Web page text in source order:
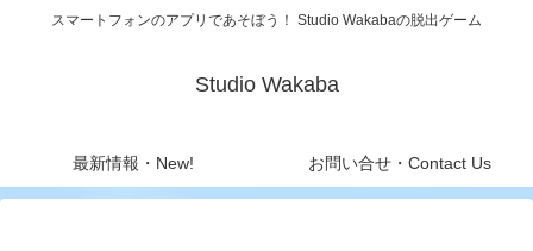
スマートフォンのアプリであそぼう！ Studio Wakabaの脱出ゲーム
Studio Wakaba
最新情報・New! お問い合せ・Contact Us